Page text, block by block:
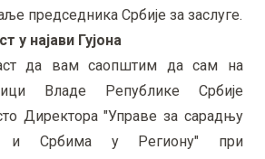
председника Србије за заслуге.
у најави Гујона
да вам саопштим да сам на
Владе Републике Србије
Директора "Управе за сарадњу
и Србима у Региону" при